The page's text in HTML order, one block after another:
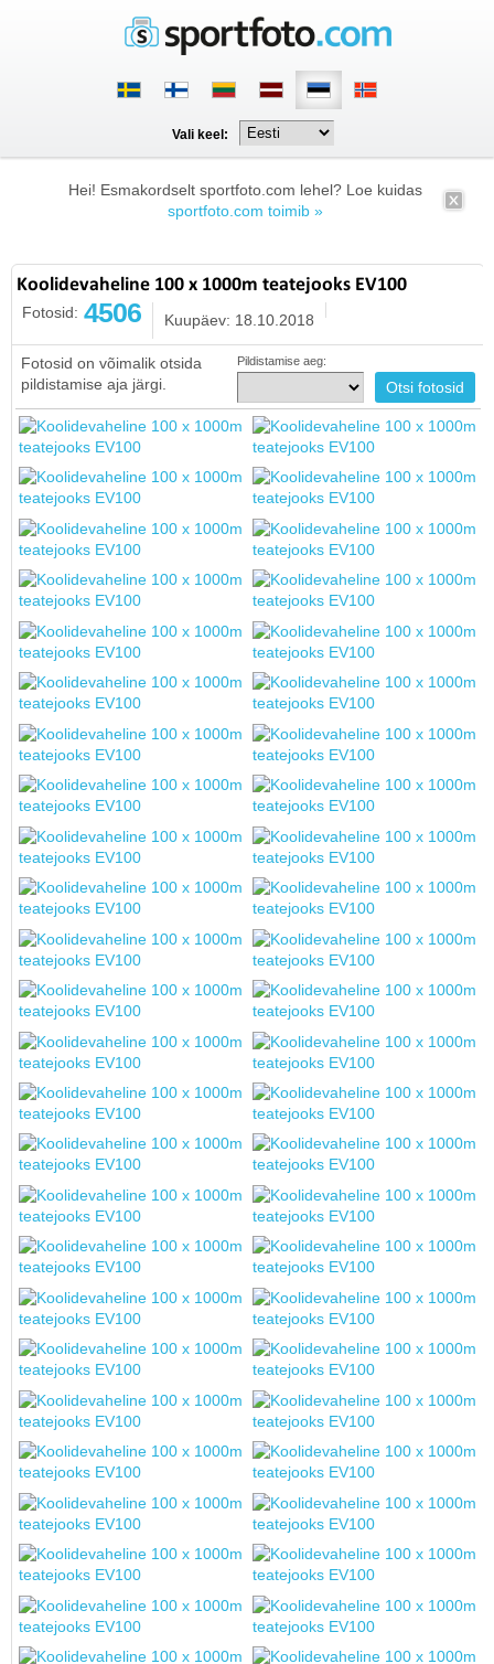
Vali keel:
Hei! Esmakordselt sportfoto.com lehel? Loe kuidas
sportfoto.com toimib »
Koolidevaheline 100 x 1000m teatejooks EV100
Fotosid: 4506 Kuupäev: 18.10.2018
Fotosid on võimalik otsida
pildistamise aja järgi.
Pildistamise aeg: